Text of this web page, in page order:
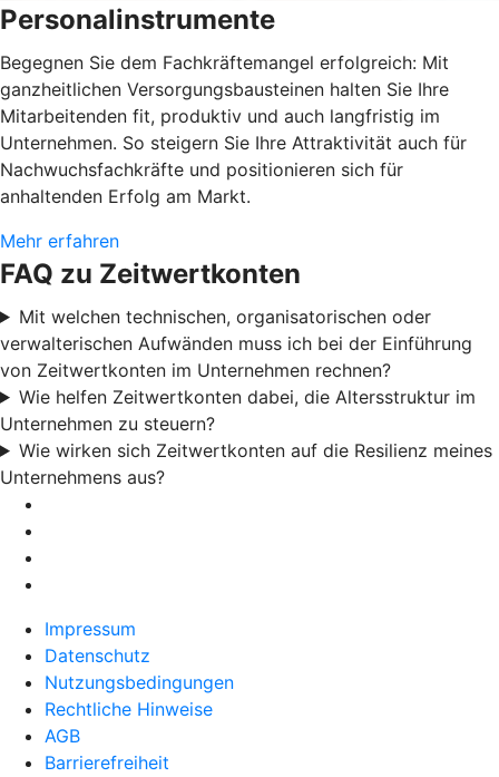
Personalinstrumente
Begegnen Sie dem Fachkräftemangel erfolgreich: Mit
ganzheitlichen Versorgungsbausteinen halten Sie Ihre
Mitarbeitenden fit, produktiv und auch langfristig im
Unternehmen. So steigern Sie Ihre Attraktivität auch für
Nachwuchsfachkräfte und positionieren sich für
anhaltenden Erfolg am Markt.
Mehr erfahren
FAQ zu Zeitwertkonten
Mit welchen technischen, organisatorischen oder
verwalterischen Aufwänden muss ich bei der Einführung
von Zeitwertkonten im Unternehmen rechnen?
Wie helfen Zeitwertkonten dabei, die Altersstruktur im
Unternehmen zu steuern?
Wie wirken sich Zeitwertkonten auf die Resilienz meines
Unternehmens aus?
Impressum
Datenschutz
Nutzungsbedingungen
Rechtliche Hinweise
AGB
Barrierefreiheit